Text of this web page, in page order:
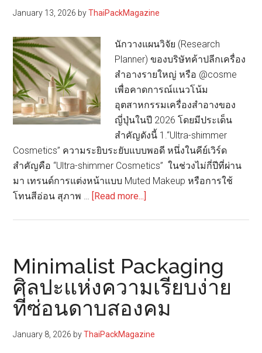
ภัณฑ์
ในปี
2026
จาก
นัก
ออกแบบ
มือ
รางวัล
ระดับ
โลก
ชาว
ไทย
January 13, 2026 byThaiPackMagazine
นักวางแผนวิจัย (Research
Planner) ของบริษัทค้าปลีกเครื่อง
สำอางรายใหญ่ หรือ @cosme
เพื่อคาดการณ์แนวโน้ม
อุตสาหกรรมเครื่องสำอางของ
ญี่ปุ่นในปี 2026 โดยมีประเด็น
สำคัญดังนี้ 1.“Ultra-shimmer
Cosmetics” ความระยิบระยับแบบพอดี หนึ่งในคีย์เวิร์ด
สำคัญคือ “Ultra-shimmer Cosmetics” ในช่วงไม่กี่ปีที่ผ่าน
มา เทรนด์การแต่งหน้าแบบ Muted Makeup หรือการใช้
โทนสีอ่อน สุภาพ …
[Read more...]
รนด์
เครื่อง
สำอาง
ปี
2569
Minimalist Packaging
ศิลปะแห่งความเรียบง่าย
ที่ซ่อนดาบสองคม
January 8, 2026 byThaiPackMagazine